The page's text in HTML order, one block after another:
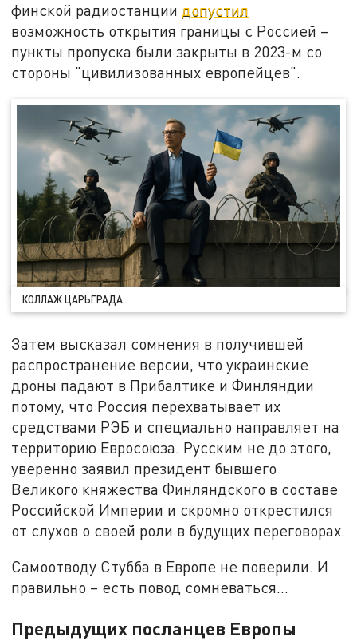
финской радиостанции допустил
возможность открытия границы с Россией –
пункты пропуска были закрыты в 2023-м со
стороны "цивилизованных европейцев".
КОЛЛАЖ ЦАРЬГРАДА
Затем высказал сомнения в получившей
распространение версии, что украинские
дроны падают в Прибалтике и Финляндии
потому, что Россия перехватывает их
средствами РЭБ и специально направляет на
территорию Евросоюза. Русским не до этого,
уверенно заявил президент бывшего
Великого княжества Финляндского в составе
Российской Империи и скромно открестился
от слухов о своей роли в будущих переговорах.
Самоотводу Стубба в Европе не поверили. И
правильно – есть повод сомневаться…
Предыдущих посланцев Европы